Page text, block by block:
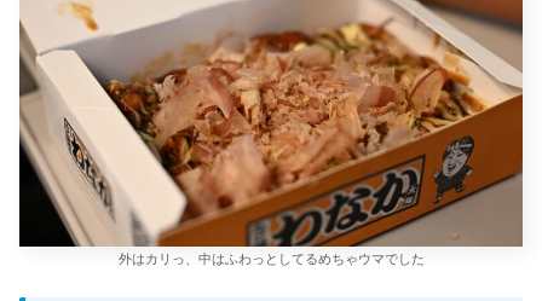
外はカリっ、中はふわっとしてるめちゃウマでした